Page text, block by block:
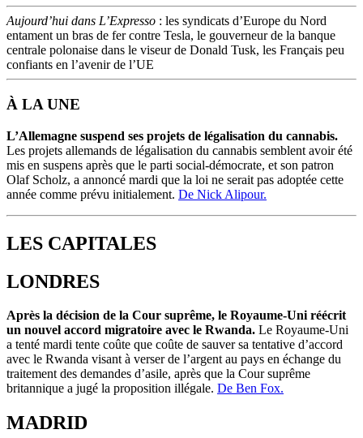
Aujourd’hui dans L’Expresso : les syndicats d’Europe du Nord
entament un bras de fer contre Tesla, le gouverneur de la banque
centrale polonaise dans le viseur de Donald Tusk, les Français peu
confiants en l’avenir de l’UE
À LA UNE
L’Allemagne suspend ses projets de légalisation du cannabis.
Les projets allemands de légalisation du cannabis semblent avoir été
mis en suspens après que le parti social-démocrate, et son patron
Olaf Scholz, a annoncé mardi que la loi ne serait pas adoptée cette
année comme prévu initialement. De Nick Alipour.
LES CAPITALES
LONDRES
Après la décision de la Cour suprême, le Royaume-Uni réécrit
un nouvel accord migratoire avec le Rwanda. Le Royaume-Uni
a tenté mardi tente coûte que coûte de sauver sa tentative d’accord
avec le Rwanda visant à verser de l’argent au pays en échange du
traitement des demandes d’asile, après que la Cour suprême
britannique a jugé la proposition illégale. De Ben Fox.
MADRID